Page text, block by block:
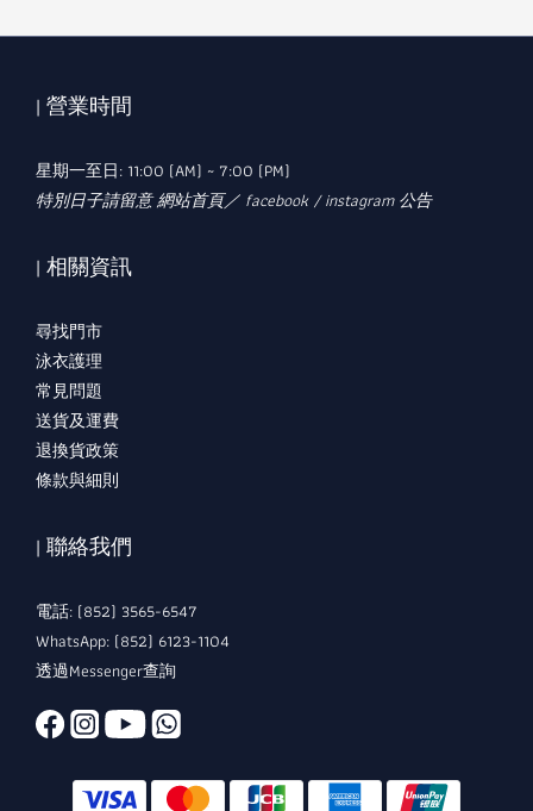
| 營業時間
星期一至日: 11:00 (AM) ~ 7:00 (PM)
特別日子請留意 網站首頁／ facebook / instagram 公告
| 相關資訊
尋找門市
泳衣護理
常見問題
送貨及運費
退換貨政策
條款與細則
| 聯絡我們
電話: (852) 3565-6547
WhatsApp: (852) 6123-1104
透過Messenger查詢